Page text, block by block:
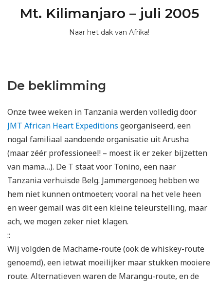
Mt. Kilimanjaro – juli 2005
Naar het dak van Afrika!
De beklimming
Onze twee weken in Tanzania werden volledig door
JMT African Heart Expeditions georganiseerd, een
nogal familiaal aandoende organisatie uit Arusha
(maar zéér professioneel! – moest ik er zeker bijzetten
van mama…). De T staat voor Tonino, een naar
Tanzania verhuisde Belg. Jammergenoeg hebben we
hem niet kunnen ontmoeten; vooral na het vele heen
en weer gemail was dit een kleine teleurstelling, maar
ach, we mogen zeker niet klagen.
::
Wij volgden de Machame-route (ook de whiskey-route
genoemd), een ietwat moeilijker maar stukken mooiere
route. Alternatieven waren de Marangu-route, en de